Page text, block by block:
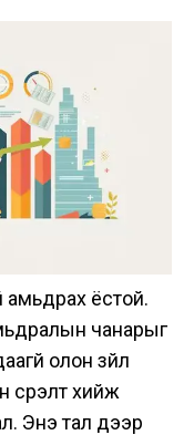
амьдрах ёстой.
чанарыг
олон зүйл
үсрэлт хийж
Энэ тал дээр